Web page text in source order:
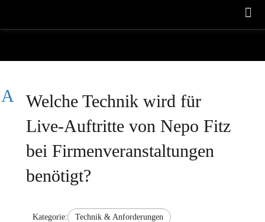
A
Welche Technik wird für
Live-Auftritte von Nepo Fitz
bei Firmenveranstaltungen
benötigt?
Kategorie: Technik & Anforderungen